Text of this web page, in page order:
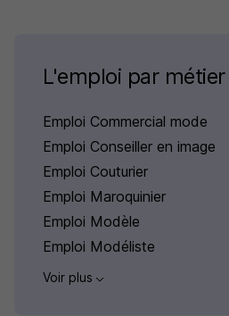
L'emploi par métier
Emploi Commercial mode
Emploi Conseiller en image
Emploi Couturier
Emploi Maroquinier
Emploi Modèle
Emploi Modéliste
Voir plus